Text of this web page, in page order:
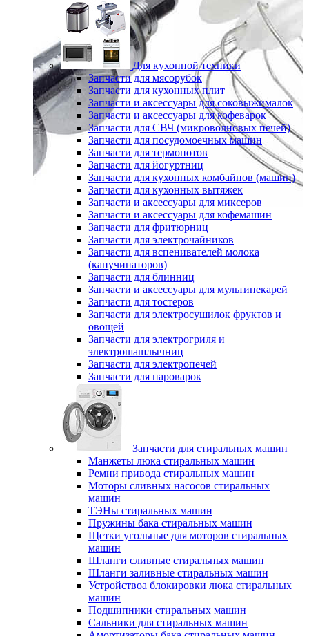
Для кухонной техники
Запчасти для мясорубок
Запчасти для кухонных плит
Запчасти и аксессуары для соковыжималок
Запчасти и аксессуары для кофеварок
Запчасти для СВЧ (микроволновых печей)
Запчасти для посудомоечных машин
Запчасти для термопотов
Запчасти для йогуртниц
Запчасти для кухонных комбайнов (машин)
Запчасти для кухонных вытяжек
Запчасти и аксессуары для миксеров
Запчасти и аксессуары для кофемашин
Запчасти для фритюрниц
Запчасти для электрочайников
Запчасти для вспенивателей молока
(капучинаторов)
Запчасти для блинниц
Запчасти и аксессуары для мультипекарей
Запчасти для тостеров
Запчасти для электросушилок фруктов и
овощей
Запчасти для электрогриля и
электрошашлычниц
Запчасти для электропечей
Запчасти для пароварок
Запчасти для стиральных машин
Манжеты люка стиральных машин
Ремни привода стиральных машин
Моторы сливных насосов стиральных
машин
ТЭНы стиральных машин
Пружины бака стиральных машин
Щетки угольные для моторов стиральных
машин
Шланги сливные стиральных машин
Шланги заливные стиральных машин
Устройствоа блокировки люка стиральных
машин
Подшипники стиральных машин
Сальники для стиральных машин